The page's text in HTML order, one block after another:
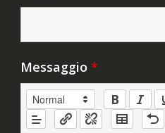
Messaggio *